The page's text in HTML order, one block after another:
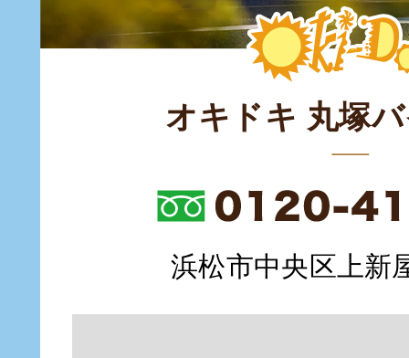
オキドキ 丸塚
浜松市中央区上新